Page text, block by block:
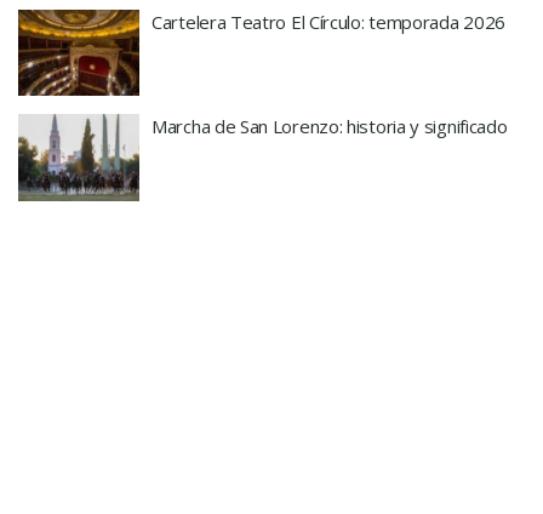
Cartelera Teatro El Círculo: temporada 2026
Marcha de San Lorenzo: historia y significado